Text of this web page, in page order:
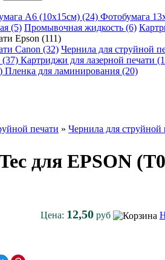
A6 (10х15см) (24) Фотобумага
(5) Промывочная жидкость (6)
Epson (111)
Canon (32) Чернила для струйной
(37) Картриджи для лазерной печати
Пленка для ламинирования (20)
печати » Чернила для струйной
для EPSON
Цена: 12,50 руб